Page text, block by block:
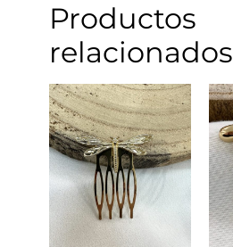
Productos
relacionados